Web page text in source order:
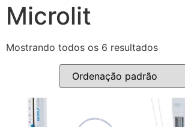
Microlit
Mostrando todos os 6 resultados